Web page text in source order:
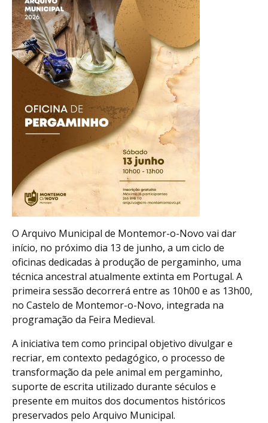
O Arquivo Municipal de Montemor-o-Novo vai dar
início, no próximo dia 13 de junho, a um ciclo de
oficinas dedicadas à produção de pergaminho, uma
técnica ancestral atualmente extinta em Portugal. A
primeira sessão decorrerá entre as 10h00 e as 13h00,
no Castelo de Montemor-o-Novo, integrada na
programação da Feira Medieval.
A iniciativa tem como principal objetivo divulgar e
recriar, em contexto pedagógico, o processo de
transformação da pele animal em pergaminho,
suporte de escrita utilizado durante séculos e
presente em muitos dos documentos históricos
preservados pelo Arquivo Municipal.